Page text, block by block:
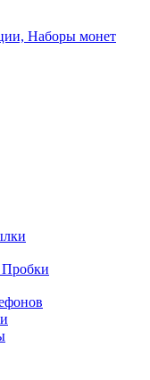
Наборы монет
Пробки